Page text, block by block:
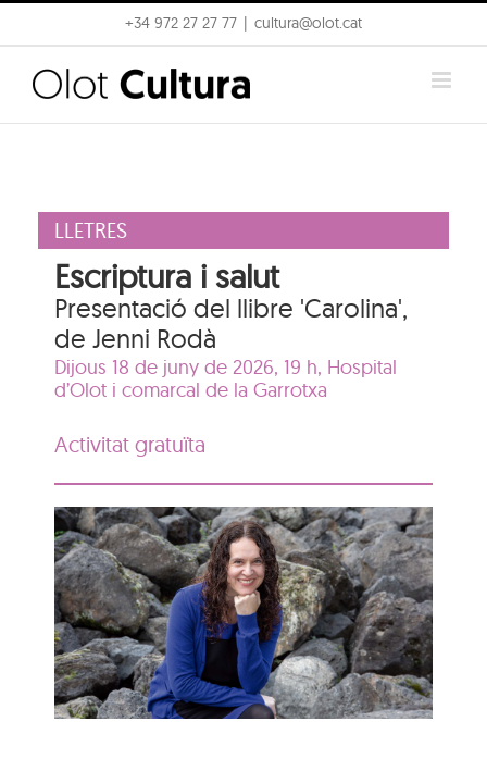
to
content
+34 972 27 27 77 cultura@olot.cat
LLETRES
Escriptura i salut
Presentació del llibre 'Carolina',
de Jenni Rodà
Dijous 18 de juny de 2026, 19 h, Hospital
d’Olot i comarcal de la Garrotxa
Activitat gratuïta